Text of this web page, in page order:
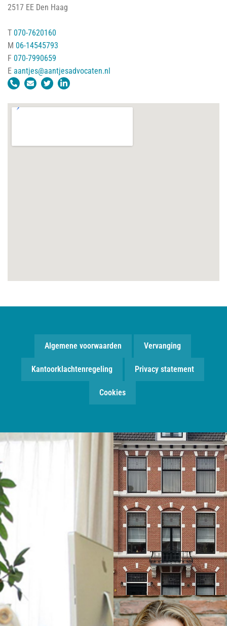
2517 EE Den Haag
T 070-7620160
M 06-14545793
F 070-7990659
E aantjes@aantjesadvocaten.nl
Algemene voorwaarden Vervanging
Kantoorklachtenregeling Privacy statement
Cookies